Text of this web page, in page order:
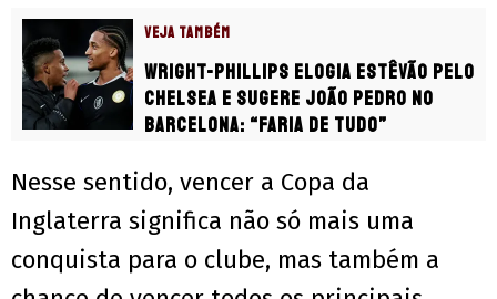
VEJA TAMBÉM
Wright-Phillips elogia Estêvão pelo
Chelsea e sugere João Pedro no
Barcelona: “Faria de tudo”
Nesse sentido, vencer a Copa da
Inglaterra significa não só mais uma
conquista para o clube, mas também a